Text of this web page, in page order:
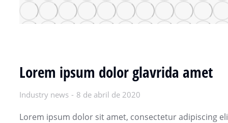
Lorem ipsum dolor glavrida amet
Industry news 8 de abril de 2020
Lorem ipsum dolor sit amet, consectetur adipiscing